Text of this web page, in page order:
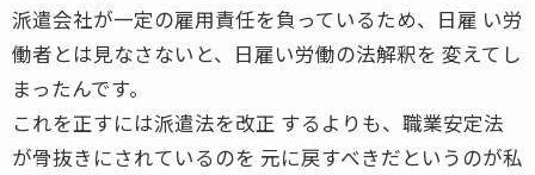
派遣会社が一定の雇用責任を負っているため、日雇 い労
働者とは見なさないと、日雇い労働の法解釈を 変えてし
まったんです。
これを正すには派遣法を改正 するよりも、職業安定法
が骨抜きにされているのを 元に戻すべきだというのが私